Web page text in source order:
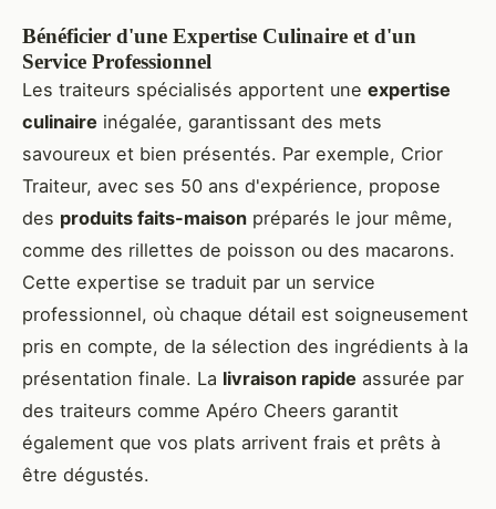
Bénéficier d'une Expertise Culinaire et d'un
Service Professionnel
Les traiteurs spécialisés apportent une expertise
culinaire inégalée, garantissant des mets
savoureux et bien présentés. Par exemple, Crior
Traiteur, avec ses 50 ans d'expérience, propose
des produits faits-maison préparés le jour même,
comme des rillettes de poisson ou des macarons.
Cette expertise se traduit par un service
professionnel, où chaque détail est soigneusement
pris en compte, de la sélection des ingrédients à la
présentation finale. La livraison rapide assurée par
des traiteurs comme Apéro Cheers garantit
également que vos plats arrivent frais et prêts à
être dégustés.